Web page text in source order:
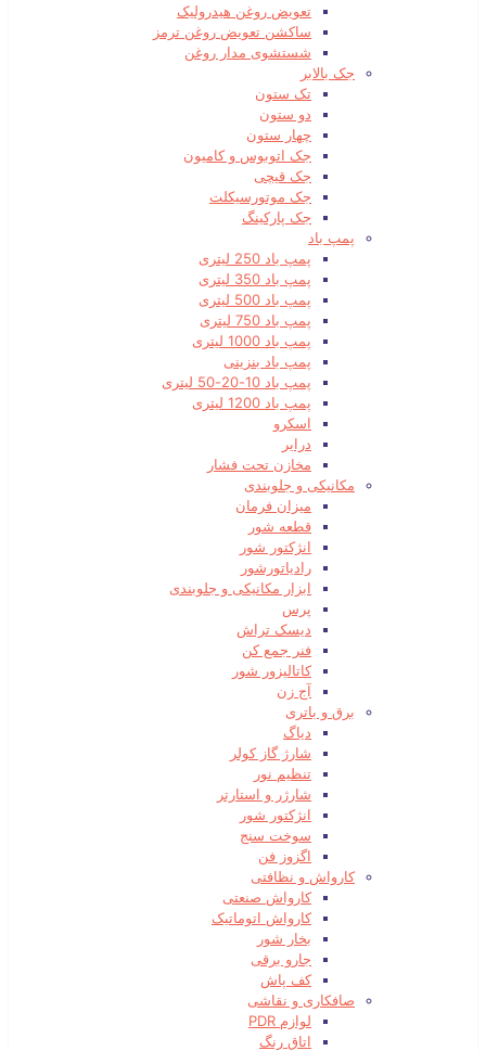
تعویض روغن هیدرولیک
ساکشن تعویض روغن ترمز
شستشوی مدار روغن
جک بالابر
تک ستون
دو ستون
چهار ستون
جک اتوبوس و کامیون
جک قیچی
جک موتورسیکلت
جک پارکینگ
پمپ باد
پمپ باد 250 لیتری
پمپ باد 350 لیتری
پمپ باد 500 لیتری
پمپ باد 750 لیتری
پمپ باد 1000 لیتری
پمپ باد بنزینی
پمپ باد 10-20-50 لیتری
پمپ باد 1200 لیتری
اسکرو
درایر
مخازن تحت فشار
مکانیکی و جلوبندی
میزان فرمان
قطعه شور
انژکتور شور
رادیاتورشور
ابزار مکانیکی و جلوبندی
پرس
دیسک تراش
فنر جمع کن
کاتالیزور شور
آج زن
برق و باتری
دیاگ
شارژ گاز کولر
تنظیم نور
شارژر و استارتر
انژکتور شور
سوخت سنج
اگزوز فن
کارواش و نظافتی
کارواش صنعتی
کارواش اتوماتیک
بخار شور
جارو برقی
کف پاش
صافکاری و نقاشی
لوازم PDR
اتاق رنگ